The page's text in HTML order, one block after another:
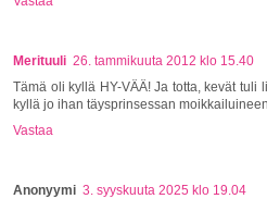
Merituuli 26. tammikuuta 2012 klo 15.40
Tämä oli kyllä HY-VÄÄ! Ja totta, kevät
kyllä jo ihan täysprinsessan
Vastaa
Anonyymi 3. syyskuuta 2025 klo 19.04